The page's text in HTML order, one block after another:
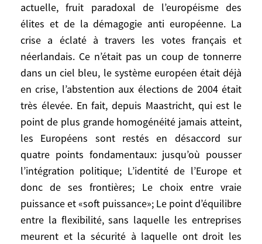
actuelle, fruit paradoxal de l’européisme des
élites et de la démagogie anti européenne. La
crise a éclaté à travers les votes français et
néerlandais. Ce n’était pas un coup de tonnerre
dans un ciel bleu, le système européen était déjà
en crise, l’abstention aux élections de 2004 était
très élevée. En fait, depuis Maastricht, qui est le
point de plus grande homogénéité jamais atteint,
les Européens sont restés en désaccord sur
quatre points fondamentaux: jusqu’où pousser
l’intégration politique; L’identité de l’Europe et
donc de ses frontières; Le choix entre vraie
puissance et «soft puissance»; Le point d’équilibre
entre la flexibilité, sans laquelle les entreprises
meurent et la sécurité à laquelle ont droit les
Comment faire repartir l’Europe?
D’abord en analysant bien l’impasse
européenne actuelle, fruit paradoxal de
l’européisme des élites et de la démagogie
anti européenne. La crise a éclaté à travers
les votes français et néerlandais. Ce n’était
pas un coup de tonnerre dans un ciel bleu,
le système européen était déjà en crise,
l’abstention aux élections de 2004 était
très élevée. En fait, depuis Maastricht, qui
est le point de plus grande homogénéité
jamais atteint, les Européens sont restés
en désaccord sur quatre points
fondamentaux: jusqu’où pousser
l’intégration politique; L’identité de